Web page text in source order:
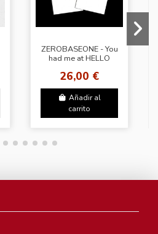
ZEROBASEONE - You
had me at HELLO
26,00 €
Añadir al
carrito